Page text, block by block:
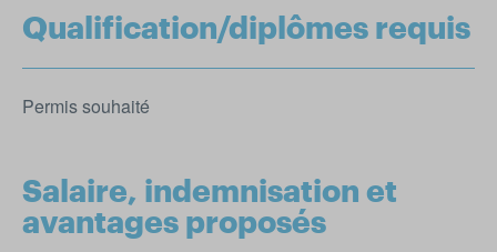
Qualification/diplômes requis
Permis souhaité
Salaire, indemnisation et
avantages proposés